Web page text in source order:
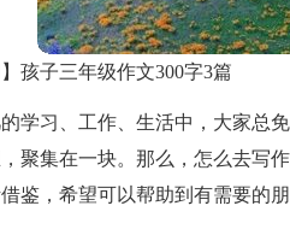
】孩子三年级作文300字3篇
学习、工作、生活中，大家总
聚集在一块。那么，怎么去写
鉴，希望可以帮助到有需要的朋